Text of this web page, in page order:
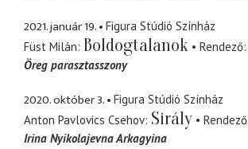
2021. január 19.
Figura Stúdió Színház
Füst Milán Boldogtalanok Rendező
Öreg parasztasszony
2020. október 3.
Figura Stúdió Színház
Anton Pavlovics Csehov Sirály Rendező
Irina Nyikolajevna Arkagyina